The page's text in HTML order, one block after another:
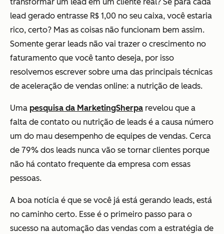
transformar um lead em um cliente real? Se para cada
lead gerado entrasse R$ 1,00 no seu caixa, você estaria
rico, certo? Mas as coisas não funcionam bem assim.
Somente gerar leads não vai trazer o crescimento no
faturamento que você tanto deseja, por isso
resolvemos escrever sobre uma das principais técnicas
de aceleração de vendas online: a nutrição de leads.
Uma pesquisa da MarketingSherpa revelou que a
falta de contato ou nutrição de leads é a causa número
um do mau desempenho de equipes de vendas. Cerca
de 79% dos leads nunca vão se tornar clientes porque
não há contato frequente da empresa com essas
pessoas.
A boa notícia é que se você já está gerando leads, está
no caminho certo. Esse é o primeiro passo para o
sucesso na automação das vendas com a estratégia de